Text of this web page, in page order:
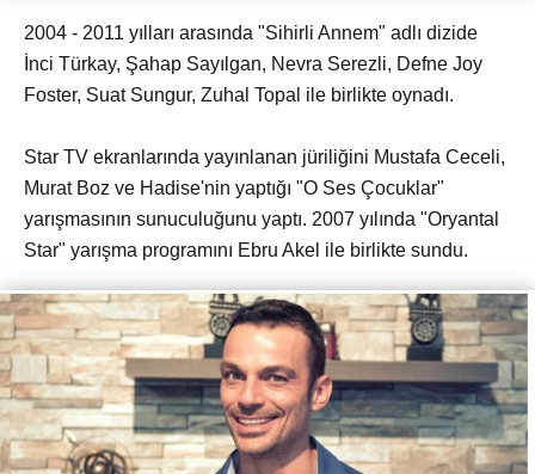
2004 - 2011 yılları arasında "Sihirli Annem" adlı dizide
İnci Türkay, Şahap Sayılgan, Nevra Serezli, Defne Joy
Foster, Suat Sungur, Zuhal Topal ile birlikte oynadı.
Star TV ekranlarında yayınlanan jüriliğini Mustafa Ceceli,
Murat Boz ve Hadise'nin yaptığı "O Ses Çocuklar"
yarışmasının sunuculuğunu yaptı. 2007 yılında "Oryantal
Star" yarışma programını Ebru Akel ile birlikte sundu.